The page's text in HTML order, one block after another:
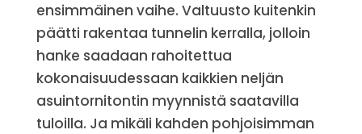
ensimmäinen vaihe. Valtuusto kuitenkin
päätti rakentaa tunnelin kerralla, jolloin
hanke saadaan rahoitettua
kokonaisuudessaan kaikkien neljän
asuintornitontin myynnistä saatavilla
tuloilla. Ja mikäli kahden pohjoisimman